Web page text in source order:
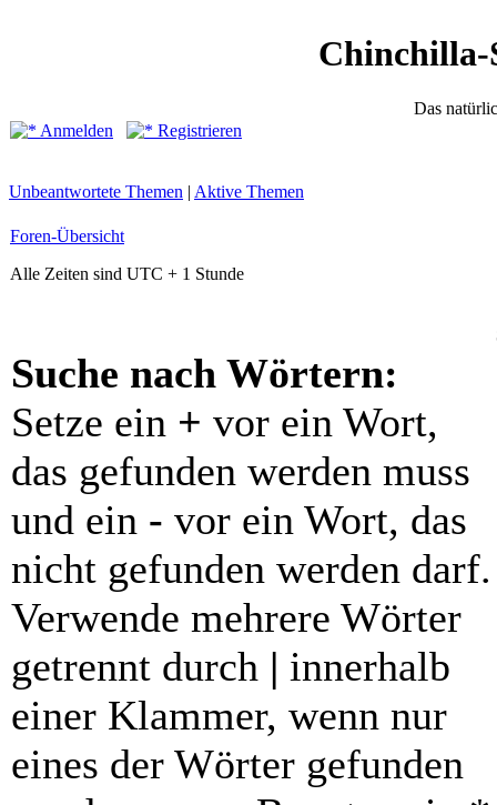
Chinchilla-
Das
Anmelden
Registrieren
Unbeantwortete Themen | Aktive Themen
Foren-Übersicht
Alle Zeiten sind UTC + 1 Stunde
Suche nach Wörtern:
Setze ein + vor ein Wort,
das gefunden werden muss
und ein - vor ein Wort, das
nicht gefunden werden darf.
Verwende mehrere Wörter
getrennt durch | innerhalb
einer Klammer, wenn nur
eines der Wörter gefunden